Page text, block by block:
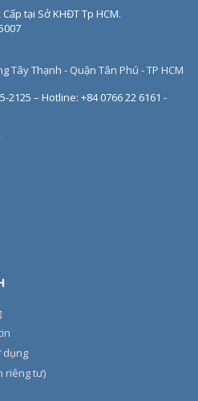
tại Sở KHĐT Tp HCM.
Tây Thạnh - Quận Tân Phú - TP HCM
2125 – Hotline: +84 0766 22 6161 -
dụng
riêng tư)